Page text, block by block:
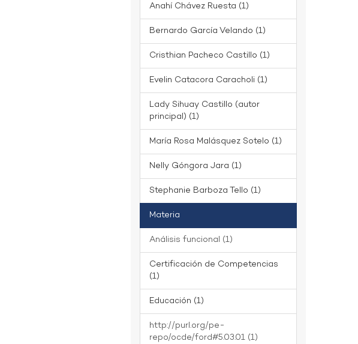
Anahí Chávez Ruesta (1)
Bernardo García Velando (1)
Cristhian Pacheco Castillo (1)
Evelin Catacora Caracholi (1)
Lady Sihuay Castillo (autor
principal) (1)
María Rosa Malásquez Sotelo (1)
Nelly Góngora Jara (1)
Stephanie Barboza Tello (1)
Materia
Análisis funcional (1)
Certificación de Competencias
(1)
Educación (1)
http://purl.org/pe-
repo/ocde/ford#5.03.01 (1)